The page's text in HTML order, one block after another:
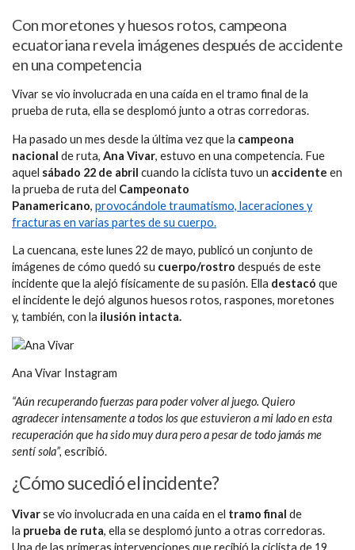
Con moretones y huesos rotos, campeona
ecuatoriana revela imágenes después de accidente
en una competencia
Vivar se vio involucrada en una caída en el tramo final de la
prueba de ruta, ella se desplomó junto a otras corredoras.
Ha pasado un mes desde la última vez que la campeona
nacional de ruta, Ana Vivar, estuvo en una competencia. Fue
aquel sábado 22 de abril cuando la ciclista tuvo un accidente en
la prueba de ruta del Campeonato
Panamericano, provocándole traumatismo, laceraciones y
fracturas en varias partes de su cuerpo.
La cuencana, este lunes 22 de mayo, publicó un conjunto de
imágenes de cómo quedó su cuerpo/rostro después de este
incidente que la alejó físicamente de su pasión. Ella destacó que
el incidente le dejó algunos huesos rotos, raspones, moretones
y, también, con la ilusión intacta.
Ana Vivar Instagram
“Aún recuperando fuerzas para poder volver al juego. Quiero
agradecer intensamente a todos los que estuvieron a mi lado en esta
recuperación que ha sido muy dura pero a pesar de todo jamás me
sentí sola”, escribió.
¿Cómo sucedió el incidente?
Vivarse vio involucrada en una caída en el tramo final de
la prueba de ruta, ella se desplomó junto a otras corredoras.
Una de las primeras intervenciones que recibió la ciclista de 19